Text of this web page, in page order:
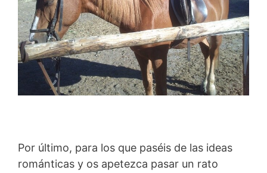
Por último, para los que paséis de las ideas
románticas y os apetezca pasar un rato